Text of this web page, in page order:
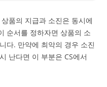
품의 지급과 소진은 동시에
순서를 정하자면 상품의 소
다. 만약에 최악의 경우 소진
난다면 이 부분은 CS에서